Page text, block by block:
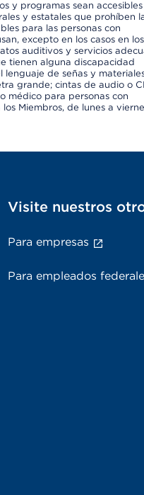
y programas sean
y estatales que prohíben
para las personas con
excepto en los casos en
auditivos y servicios
tienen alguna discapacidad
de señas y
grande; cintas de audio o
médico para personas con
Miembros, de lunes a
Visite nuestros
Para empresas
Para empleados